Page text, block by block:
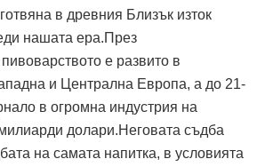
в древния Близък изток
нашата ера.През
е развито в
и Централна Европа, а до 21-
в огромна индустрия на
долари.Неговата съдба
на самата напитка, в условията